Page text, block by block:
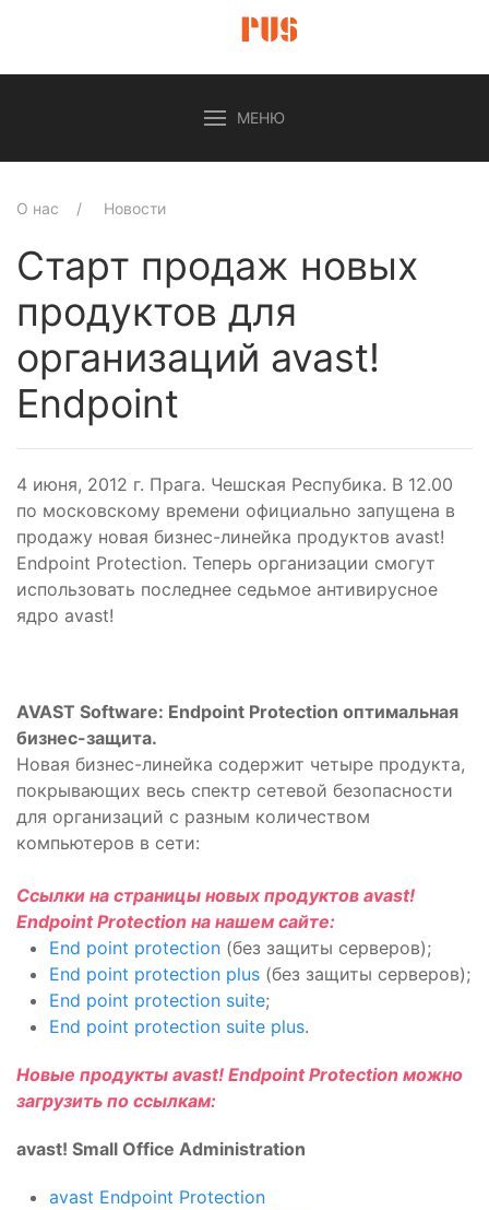
МЕНЮ
О нас Новости
Старт продаж новых
продуктов для
организаций avast!
Endpoint
4 июня, 2012 г. Прага. Чешская Респубика. В 12.00
по московскому времени официально запущена в
продажу новая бизнес-линейка продуктов avast!
Endpoint Protection. Теперь организации смогут
использовать последнее седьмое антивирусное
ядро avast!
AVAST Software: Endpoint Protection оптимальная
бизнес-защита.
Новая бизнес-линейка содержит четыре продукта,
покрывающих весь спектр сетевой безопасности
для организаций с разным количеством
компьютеров в сети:
Ссылки на страницы новых продуктов avast!
Endpoint Protection на нашем сайте:
End point protection (без защиты серверов);
End point protection plus (без защиты серверов);
End point protection suite;
End point protection suite plus.
Новые продукты avast! Endpoint Protection можно
загрузить по ссылкам:
avast! Small Office Administration
avast Endpoint Protection